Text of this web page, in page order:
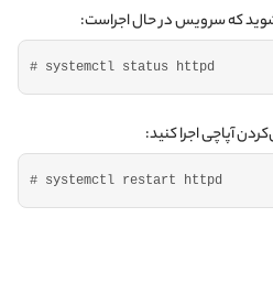
# systemctl status httpd
# systemctl restart httpd